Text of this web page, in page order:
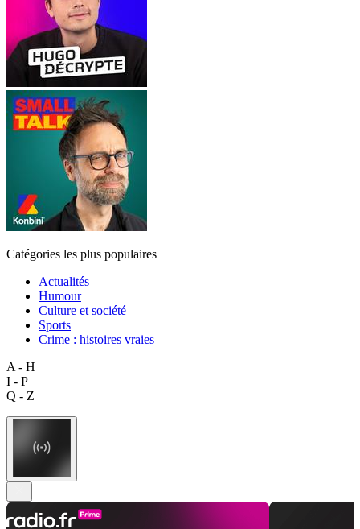
Catégories les plus populaires
Actualités
Humour
Culture et société
Sports
Crime : histoires vraies
A - H
I - P
Q - Z